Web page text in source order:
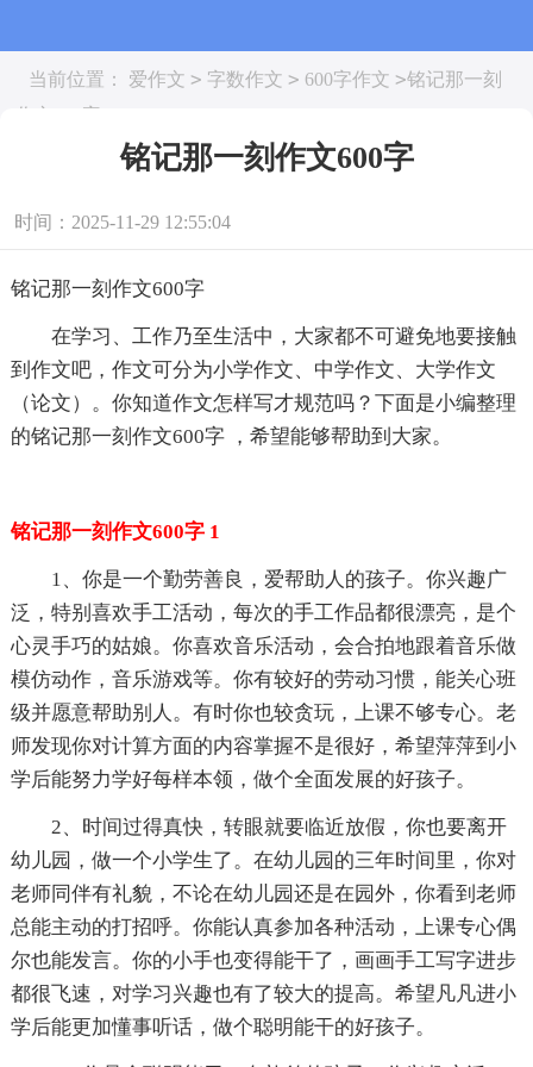
当前位置： 爱作文 > 字数作文 > 600字作文 >铭记那一刻
作文600字
铭记那一刻作文600字
时间：2025-11-29 12:55:04
铭记那一刻作文600字
在学习、工作乃至生活中，大家都不可避免地要接触
到作文吧，作文可分为小学作文、中学作文、大学作文
（论文）。你知道作文怎样写才规范吗？下面是小编整理
的铭记那一刻作文600字 ，希望能够帮助到大家。
铭记那一刻作文600字 1
1、你是一个勤劳善良，爱帮助人的孩子。你兴趣广
泛，特别喜欢手工活动，每次的手工作品都很漂亮，是个
心灵手巧的姑娘。你喜欢音乐活动，会合拍地跟着音乐做
模仿动作，音乐游戏等。你有较好的劳动习惯，能关心班
级并愿意帮助别人。有时你也较贪玩，上课不够专心。老
师发现你对计算方面的内容掌握不是很好，希望萍萍到小
学后能努力学好每样本领，做个全面发展的好孩子。
2、时间过得真快，转眼就要临近放假，你也要离开
幼儿园，做一个小学生了。在幼儿园的三年时间里，你对
老师同伴有礼貌，不论在幼儿园还是在园外，你看到老师
总能主动的打招呼。你能认真参加各种活动，上课专心偶
尔也能发言。你的小手也变得能干了，画画手工写字进步
都很飞速，对学习兴趣也有了较大的提高。希望凡凡进小
学后能更加懂事听话，做个聪明能干的好孩子。